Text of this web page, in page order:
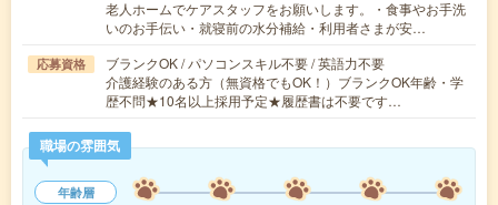
老人ホームでケアスタッフをお願いします。・食事やお手洗
いのお手伝い・就寝前の水分補給・利用者さまが安…
応募資格
ブランクOK / パソコンスキル不要 / 英語力不要
介護経験のある方（無資格でもOK！）ブランクOK年齢・学
歴不問★10名以上採用予定★履歴書は不要です…
職場の雰囲気
年齢層